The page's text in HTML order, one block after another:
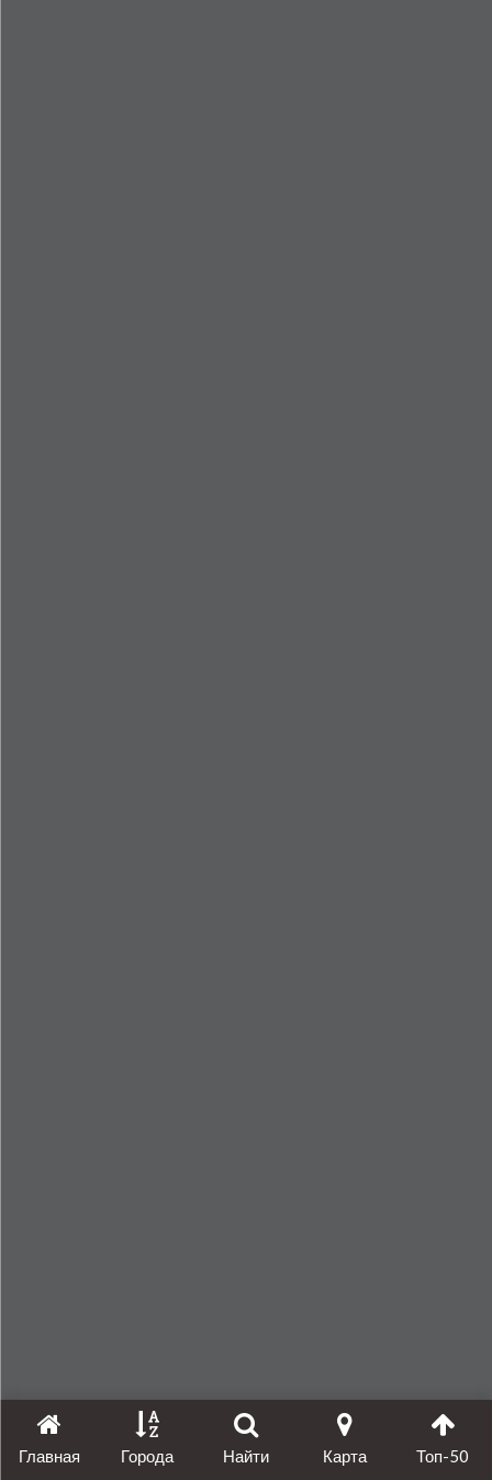
Главная Города Найти Карта Топ-50